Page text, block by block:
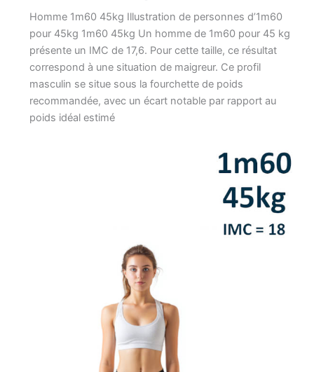
Homme 1m60 45kg Illustration de personnes d’1m60
pour 45kg 1m60 45kg Un homme de 1m60 pour 45 kg
présente un IMC de 17,6. Pour cette taille, ce résultat
correspond à une situation de maigreur. Ce profil
masculin se situe sous la fourchette de poids
recommandée, avec un écart notable par rapport au
poids idéal estimé